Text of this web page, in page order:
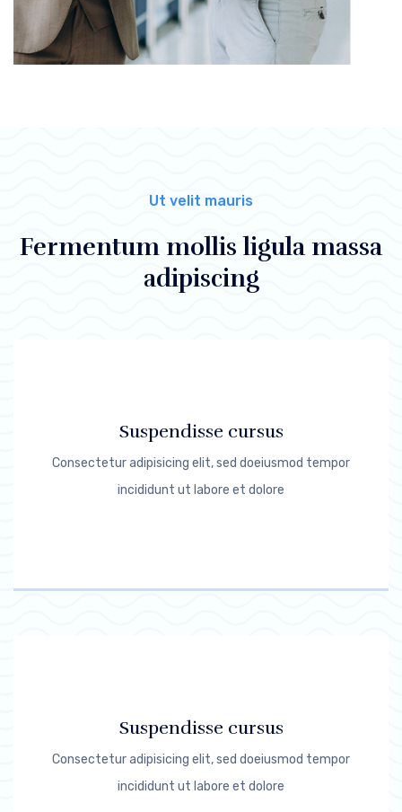
Ut velit mauris
Fermentum mollis ligula massa
adipiscing
Suspendisse cursus
Consectetur adipisicing elit, sed doeiusmod tempor
incididunt ut labore et dolore
Suspendisse cursus
Consectetur adipisicing elit, sed doeiusmod tempor
incididunt ut labore et dolore